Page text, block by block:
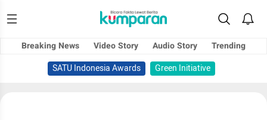
Breaking News Video Story Audio Story
Trending
SATU Indonesia Awards
Green Initiative